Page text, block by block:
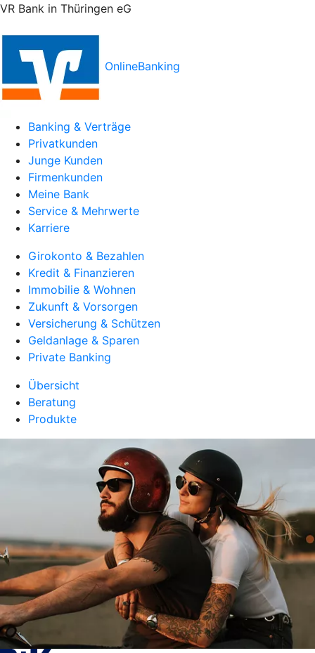
VR Bank in Thüringen eG
OnlineBanking
Banking & Verträge
Privatkunden
Junge Kunden
Firmenkunden
Meine Bank
Service & Mehrwerte
Karriere
Girokonto & Bezahlen
Kredit & Finanzieren
Immobilie & Wohnen
Zukunft & Vorsorgen
Versicherung & Schützen
Geldanlage & Sparen
Private Banking
Übersicht
Beratung
Produkte